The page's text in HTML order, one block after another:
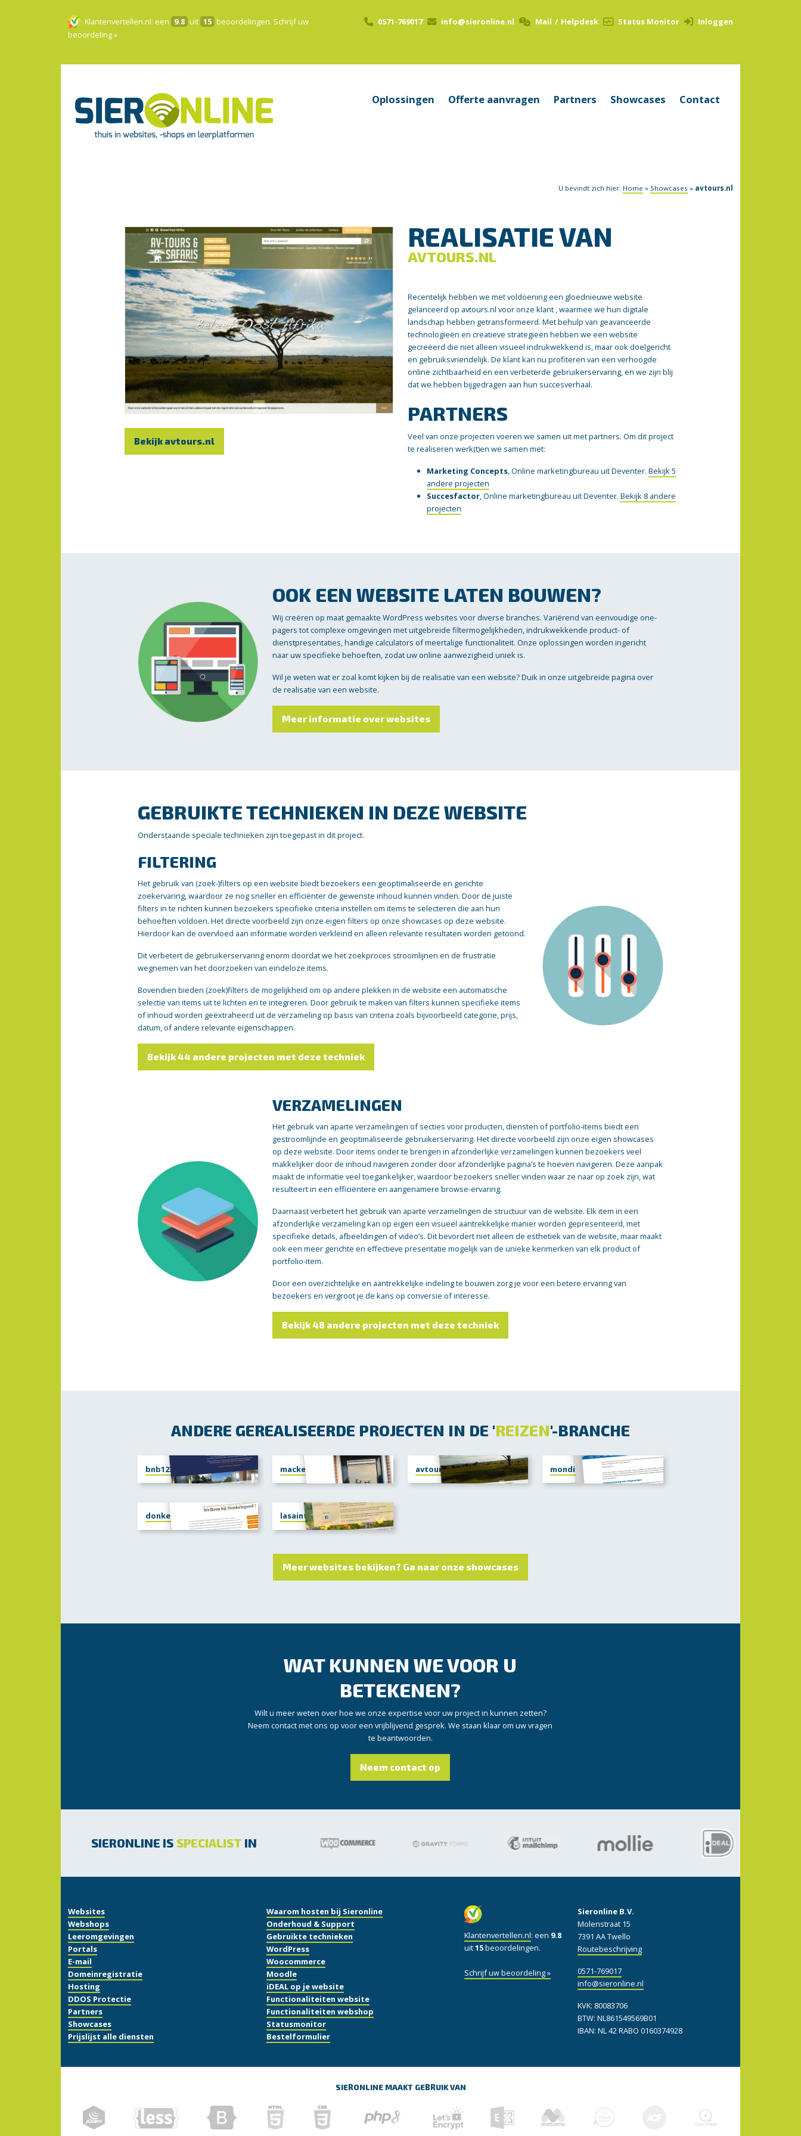
Klantenvertellen.nl: een 9.8 uit 15 beoordelingen. Schrijf uw
beoordeling »
0571-769017 info@sieronline.nl Mail / Helpdesk Status Monitor Inloggen
Oplossingen Offerte aanvragen Partners Showcases Contact
U bevindt zich hier: Home » Showcases » avtours.nl
Bekijk avtours.nl
REALISATIE VAN
AVTOURS.NL
Recentelijk hebben we met voldoening een gloednieuwe website
gelanceerd op avtours.nl voor onze klant , waarmee we hun digitale
landschap hebben getransformeerd. Met behulp van geavanceerde
technologieën en creatieve strategieën hebben we een website
gecreëerd die niet alleen visueel indrukwekkend is, maar ook doelgericht
en gebruiksvriendelijk. De klant kan nu profiteren van een verhoogde
online zichtbaarheid en een verbeterde gebruikerservaring, en we zijn blij
dat we hebben bijgedragen aan hun succesverhaal.
PARTNERS
Veel van onze projecten voeren we samen uit met partners. Om dit project
te realiseren werk(t)en we samen met:
Marketing Concepts, Online marketingbureau uit Deventer. Bekijk 5
andere projecten
Succesfactor, Online marketingbureau uit Deventer. Bekijk 8 andere
projecten
OOK EEN WEBSITE LATEN BOUWEN?
Wij creëren op maat gemaakte WordPress websites voor diverse branches. Variërend van eenvoudige one-
pagers tot complexe omgevingen met uitgebreide filtermogelijkheden, indrukwekkende product- of
dienstpresentaties, handige calculators of meertalige functionaliteit. Onze oplossingen worden ingericht
naar uw specifieke behoeften, zodat uw online aanwezigheid uniek is.
Wil je weten wat er zoal komt kijken bij de realisatie van een website? Duik in onze uitgebreide pagina over
de realisatie van een website.
Meer informatie over websites
GEBRUIKTE TECHNIEKEN IN DEZE WEBSITE
Onderstaande speciale technieken zijn toegepast in dit project.
FILTERING
Het gebruik van (zoek-)filters op een website biedt bezoekers een geoptimaliseerde en gerichte
zoekervaring, waardoor ze nog sneller en efficiënter de gewenste inhoud kunnen vinden. Door de juiste
filters in te richten kunnen bezoekers specifieke criteria instellen om items te selecteren die aan hun
behoeften voldoen. Het directe voorbeeld zijn onze eigen filters op onze showcases op deze website.
Hierdoor kan de overvloed aan informatie worden verkleind en alleen relevante resultaten worden getoond.
Dit verbetert de gebruikerservaring enorm doordat we het zoekproces stroomlijnen en de frustratie
wegnemen van het doorzoeken van eindeloze items.
Bovendien bieden (zoek)filters de mogelijkheid om op andere plekken in de website een automatische
selectie van items uit te lichten en te integreren. Door gebruik te maken van filters kunnen specifieke items
of inhoud worden geëxtraheerd uit de verzameling op basis van criteria zoals bijvoorbeeld categorie, prijs,
datum, of andere relevante eigenschappen.
Bekijk 44 andere projecten met deze techniek
VERZAMELINGEN
Het gebruik van aparte verzamelingen of secties voor producten, diensten of portfolio-items biedt een
gestroomlijnde en geoptimaliseerde gebruikerservaring. Het directe voorbeeld zijn onze eigen showcases
op deze website. Door items onder te brengen in afzonderlijke verzamelingen kunnen bezoekers veel
makkelijker door de inhoud navigeren zonder door afzonderlijke pagina’s te hoeven navigeren. Deze aanpak
maakt de informatie veel toegankelijker, waardoor bezoekers sneller vinden waar ze naar op zoek zijn, wat
resulteert in een efficiëntere en aangenamere browse-ervaring.
Daarnaast verbetert het gebruik van aparte verzamelingen de structuur van de website. Elk item in een
afzonderlijke verzameling kan op eigen een visueel aantrekkelijke manier worden gepresenteerd, met
specifieke details, afbeeldingen of video’s. Dit bevordert niet alleen de esthetiek van de website, maar maakt
ook een meer gerichte en effectieve presentatie mogelijk van de unieke kenmerken van elk product of
portfolio-item.
Door een overzichtelijke en aantrekkelijke indeling te bouwen zorg je voor een betere ervaring van
bezoekers en vergroot je de kans op conversie of interesse.
Bekijk 48 andere projecten met deze techniek
ANDERE GEREALISEERDE PROJECTEN IN DE 'REIZEN'-BRANCHE
bnb123.nl mackenzieplaats.nl avtours.nl mondial-tours.nl
donkelsgoed.nl lasainte.nl
Meer websites bekijken? Ga naar onze showcases
WAT KUNNEN WE VOOR U
BETEKENEN?
Wilt u meer weten over hoe we onze expertise voor uw project in kunnen zetten?
Neem contact met ons op voor een vrijblijvend gesprek. We staan klaar om uw vragen
te beantwoorden.
Neem contact op
SIERONLINE IS SPECIALIST IN
Websites
Webshops
Leeromgevingen
Portals
E-mail
Domeinregistratie
Hosting
DDOS Protectie
Partners
Showcases
Prijslijst alle diensten
Waarom hosten bij Sieronline
Onderhoud & Support
Gebruikte technieken
WordPress
Woocommerce
Moodle
iDEAL op je website
Functionaliteiten website
Functionaliteiten webshop
Statusmonitor
Bestelformulier
Klantenvertellen.nl: een 9.8
uit15beoordelingen.
Schrijf uw beoordeling »
Sieronline B.V.
Molenstraat 15
7391 AA Twello
Routebeschrijving
0571-769017
info@sieronline.nl
KVK: 80083706
BTW: NL861549569B01
IBAN: NL 42 RABO 0160374928
SIERONLINE MAAKT GEBRUIK VAN